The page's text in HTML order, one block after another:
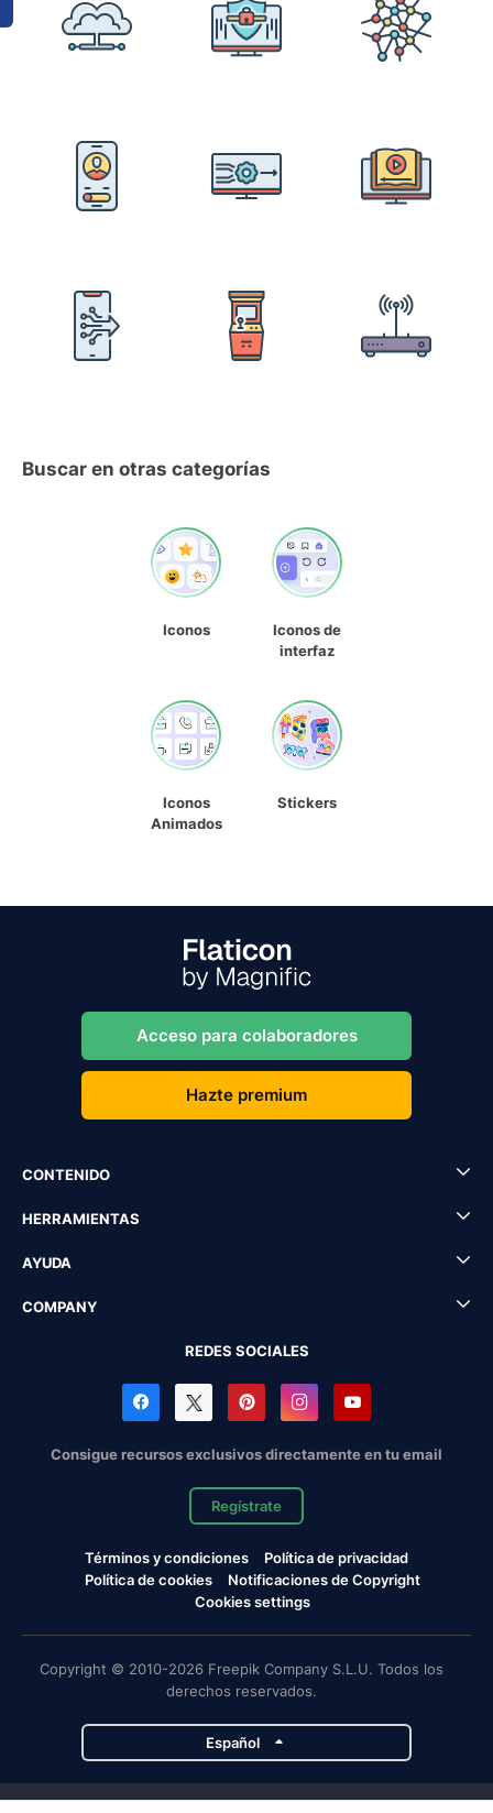
Buscar en otras categorías
Iconos
Iconos de
interfaz
Iconos
Animados
Stickers
Acceso para colaboradores
Hazte premium
CONTENIDO
HERRAMIENTAS
AYUDA
COMPANY
REDES SOCIALES
Consigue recursos exclusivos directamente en tu email
Regístrate
Términos y condiciones
Política de privacidad
Política de cookies
Notificaciones de Copyright
Cookies settings
Copyright © 2010-2026 Freepik Company S.L.U. Todos los
derechos reservados.
Español